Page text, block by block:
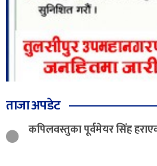
ताजा अपडेट
कपिलवस्तुका पूर्वमेयर सिंह